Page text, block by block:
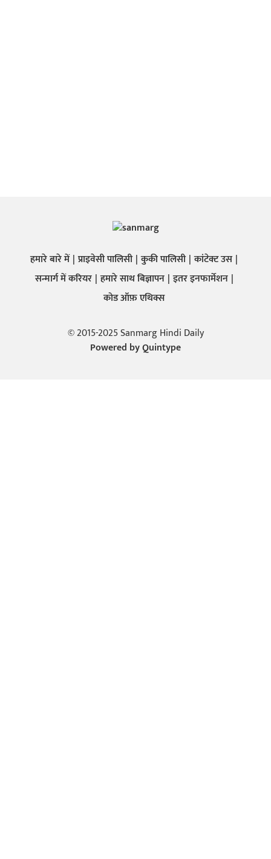
हमारे बारे में प्राइवेसी पालिसी कुकी पालिसी कांटेक्ट उस
सन्मार्ग में करियर हमारे साथ बिज्ञापन इतर इनफार्मेशन
कोड ऑफ़ एथिक्स
© 2015-2025 Sanmarg Hindi Daily
Powered byQuintype